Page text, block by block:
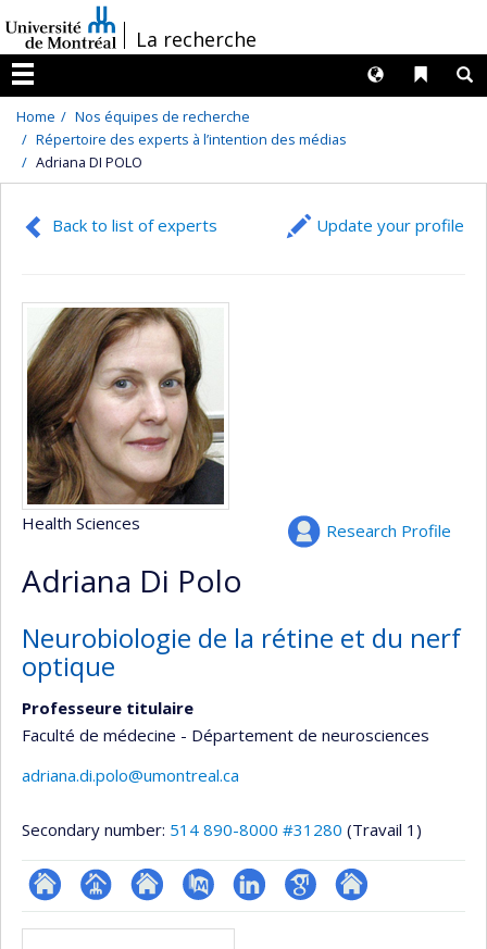
au
contenu
/La recherche
Menu
Liens
Langues
Home
Nos équipes de recherche
Répertoire des experts à l’intention des médias
Adriana DI POLO
Back to list of experts Update your profile
Research Profile
Health Sciences
Adriana Di Polo
Neurobiologie de la rétine et du nerf
optique
Professeure titulaire
Faculté de médecine - Département de neurosciences
adriana.di.polo@umontreal.ca
Secondary number: 514 890-8000 #31280 (Travail 1)
ResearchGate
Page Site
PubMedLinkedInGoogleAutre
Media